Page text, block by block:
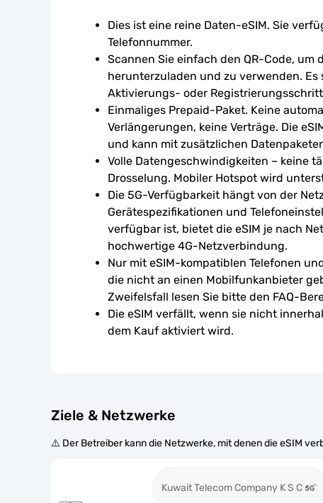
Dies ist eine reine Daten-eSIM. Sie
Telefonnummer.
Scannen Sie einfach den QR-Code, um
herunterzuladen und zu verwenden. Es
Aktivierungs- oder
Einmaliges Prepaid-Paket. Keine
Verlängerungen, keine Verträge. Die
und kann mit zusätzlichen
Volle Datengeschwindigkeiten – keine
Drosselung. Mobiler Hotspot wird
Die 5G-Verfügbarkeit hängt von der
Gerätespezifikationen und
verfügbar ist, bietet die eSIM je nach
hochwertige 4G-Netzverbindung.
Nur mit eSIM-kompatiblen Telefonen
die nicht an einen Mobilfunkanbieter
Zweifelsfall lesen Sie bitte den FAQ-
Die eSIM verfällt, wenn sie nicht
dem Kauf aktiviert wird.
Ziele & Netzwerke
⚠️ Der Betreiber kann die Netzwerke, mit denen die eSIM
Kuwait Telecom Company K S C